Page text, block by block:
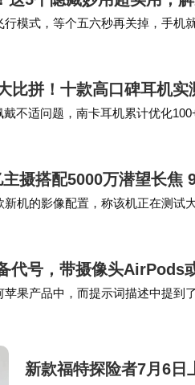
模式，等个五六秒再关掉，手机
宝妈都这么用，说比设置青少年
比拼！十款高口碑耳机实
不适问题，南卡耳机累计优化
耳机的材质、耳挂弯曲、结构设
摄搭配5000万潜望长焦
机的影像配置，称该机正在测试
一款@一加手机 新机的爆料截图
代号，带摄像头AirPods
果产品中，而提示词描述中提到
就已经出现了相关设备的引用，
新款福特探险者7月6日